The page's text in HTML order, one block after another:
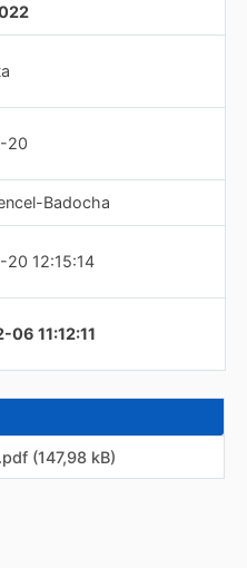
20
Badocha
12:15:14
11:12:11
.pdf (147,98 kB)